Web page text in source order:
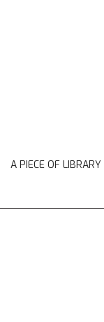
A PIECE OF LIBRARY